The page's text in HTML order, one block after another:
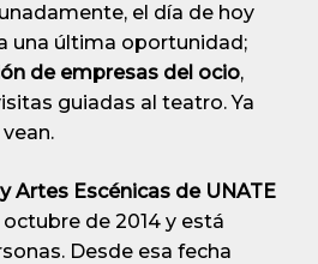
el día de hoy
una última oportunidad;
de empresas del ocio,
guiadas al teatro. Ya
Artes Escénicas de UNATE
de 2014 y está
Desde esa fecha